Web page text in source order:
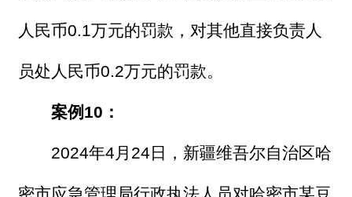
人民币0.1万元的罚款，对其他直接负责人
员处人民币0.2万元的罚款。
案例10：
2024年4月24日，新疆维吾尔自治区哈